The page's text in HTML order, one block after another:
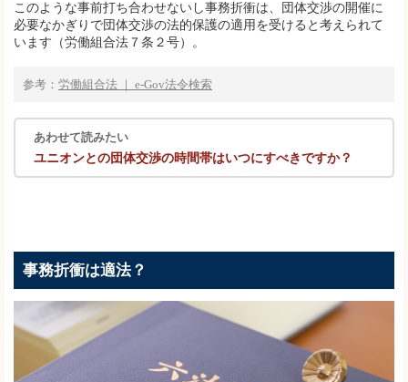
このような事前打ち合わせないし事務折衝は、団体交渉の開催に
必要なかぎりで団体交渉の法的保護の適用を受けると考えられて
います（労働組合法７条２号）。
参考： 労働組合法 ｜ e-Gov法令検索
あわせて読みたい
ユニオンとの団体交渉の時間帯はいつにすべきですか？
事務折衝は適法？